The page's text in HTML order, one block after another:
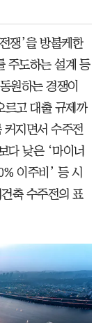
쟁’을 방불케한
주도하는 설계 등
원하는 경쟁이
르고 대출 규제까
커지면서 수주전
다 낮은 ‘마이너
이주비’ 등 시
축 수주전의 표